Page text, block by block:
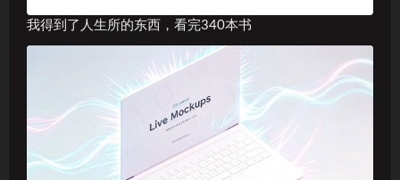
我得到了人生所的东西，看完340本书